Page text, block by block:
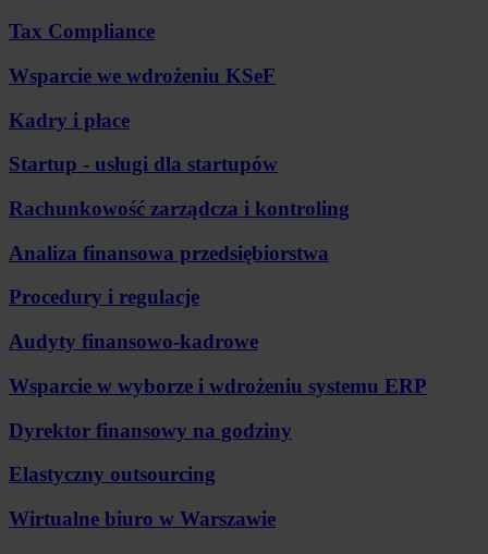
Tax Compliance
Wsparcie we wdrożeniu KSeF
Kadry i płace
Startup - usługi dla startupów
Rachunkowość zarządcza i kontroling
Analiza finansowa przedsiębiorstwa
Procedury i regulacje
Audyty finansowo-kadrowe
Wsparcie w wyborze i wdrożeniu systemu ERP
Dyrektor finansowy na godziny
Elastyczny outsourcing
Wirtualne biuro w Warszawie